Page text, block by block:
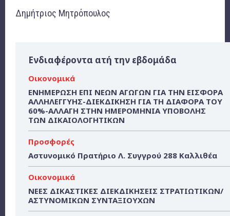
Δημήτριος Μητρόπουλος
Ενδιαφέροντα ατή την εβδομάδα
Οικονομικά
ΕΝΗΜΕΡΩΣΗ ΕΠΙ ΝΕΩΝ ΑΓΩΓΩΝ ΓΙΑ ΤΗΝ ΕΙΣΦΟΡΑ
ΑΛΛΗΛΕΓΓΥΗΣ-ΔΙΕΚΔΙΚΗΣΗ ΓΙΑ ΤΗ ΔΙΑΦΟΡΑ ΤΟΥ
60%-ΑΛΛΑΓΗ ΣΤΗΝ ΗΜΕΡΟΜΗΝΙΑ ΥΠΟΒΟΛΗΣ
ΤΩΝ ΔΙΚΑΙΟΛΟΓΗΤΙΚΩΝ
Προσφορές
Αστυνομικό Πρατήριο Λ. Συγγρού 288 Καλλιθέα
Οικονομικά
ΝΕΕΣ ΔΙΚΑΣΤΙΚΕΣ ΔΙΕΚΔΙΚΗΣΕΙΣ ΣΤΡΑΤΙΩΤΙΚΩΝ/
ΑΣΤΥΝΟΜΙΚΩΝ ΣΥΝΤΑΞΙΟΥΧΩΝ